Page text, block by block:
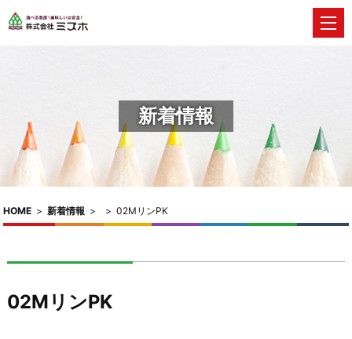
新着情報
HOME > 新着情報 > > 02MリンPK
02MリンPK